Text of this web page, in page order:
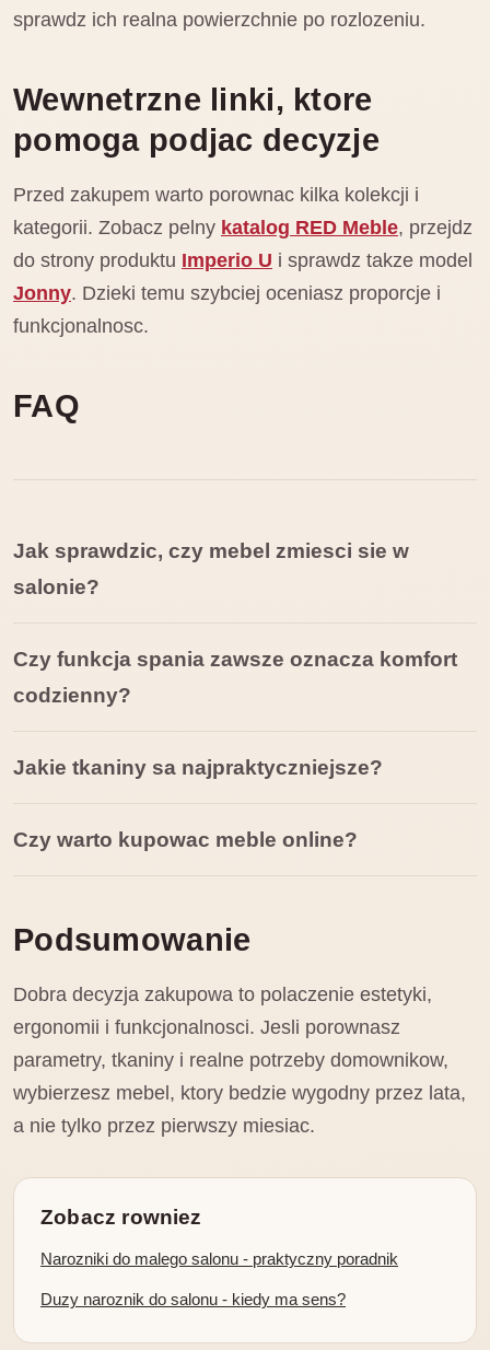
sprawdz ich realna powierzchnie po rozlozeniu.
Wewnetrzne linki, ktore
pomoga podjac decyzje
Przed zakupem warto porownac kilka kolekcji i
kategorii. Zobacz pelny katalog RED Meble, przejdz
do strony produktu Imperio U i sprawdz takze model
Jonny. Dzieki temu szybciej oceniasz proporcje i
funkcjonalnosc.
FAQ
Jak sprawdzic, czy mebel zmiesci sie w
salonie?
Czy funkcja spania zawsze oznacza komfort
codzienny?
Jakie tkaniny sa najpraktyczniejsze?
Czy warto kupowac meble online?
Podsumowanie
Dobra decyzja zakupowa to polaczenie estetyki,
ergonomii i funkcjonalnosci. Jesli porownasz
parametry, tkaniny i realne potrzeby domownikow,
wybierzesz mebel, ktory bedzie wygodny przez lata,
a nie tylko przez pierwszy miesiac.
Zobacz rowniez
Narozniki do malego salonu - praktyczny poradnik
Duzy naroznik do salonu - kiedy ma sens?